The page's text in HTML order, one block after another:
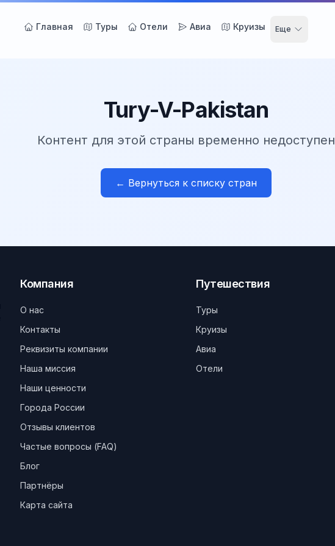
Главная Туры Отели Авиа Круизы Еще
Tury-V-Pakistan
Контент для этой страны временно недоступен
← Вернуться к списку стран
Компания
О нас
Контакты
Реквизиты компании
Наша миссия
Наши ценности
Города России
Отзывы клиентов
Частые вопросы (FAQ)
Блог
Партнёры
Карта сайта
Путешествия
Туры
Круизы
Авиа
Отели